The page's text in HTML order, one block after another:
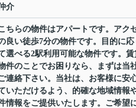
介
ちらの物件はアパートです。アク
良い徒歩7分の物件です。目的に応
選べる2駅利用可能な物件です。賃
件のことでお困りなら、まずは当
連絡下さい。当社は、お客様に安
いただけるよう、的確な地域情報
情報をご提供いたします。ご希望